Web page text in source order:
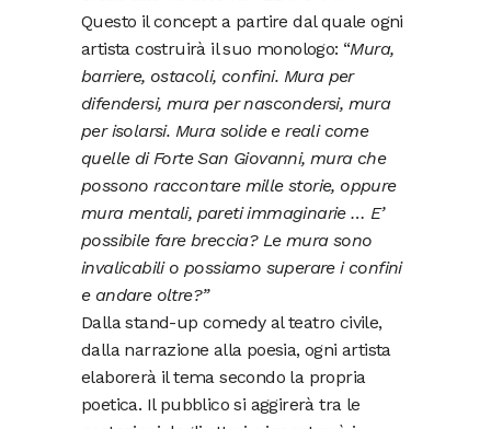
Questo il concept a partire dal quale ogni
artista costruirà il suo monologo: “Mura,
barriere, ostacoli, confini. Mura per
difendersi, mura per nascondersi, mura
per isolarsi. Mura solide e reali come
quelle di Forte San Giovanni, mura che
possono raccontare mille storie, oppure
mura mentali, pareti immaginarie … E’
possibile fare breccia? Le mura sono
invalicabili o possiamo superare i confini
e andare oltre?”
Dalla stand-up comedy al teatro civile,
dalla narrazione alla poesia, ogni artista
elaborerà il tema secondo la propria
poetica. Il pubblico si aggirerà tra le